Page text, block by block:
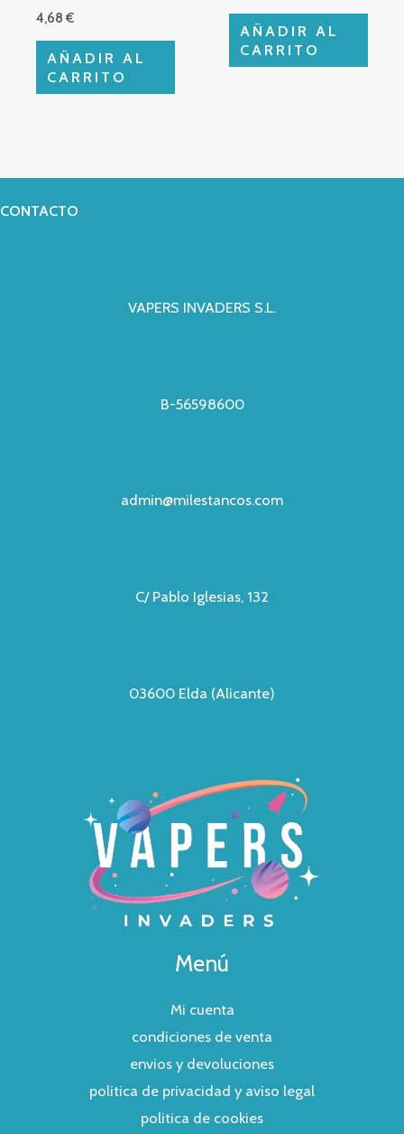
4,68€
AÑADIR AL
CARRITO
AÑADIR AL
CARRITO
CONTACTO
VAPERS INVADERS S.L.
B-56598600
admin@milestancos.com
C/ Pablo Iglesias, 132
03600 Elda (Alicante)
Menú
Mi cuenta
condiciones de venta
envios y devoluciones
politica de privacidad y aviso legal
politica de cookies